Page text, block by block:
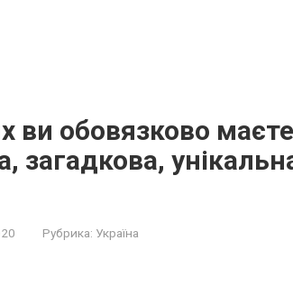
ви обовязково
загадкова,
Рубрика: Україна